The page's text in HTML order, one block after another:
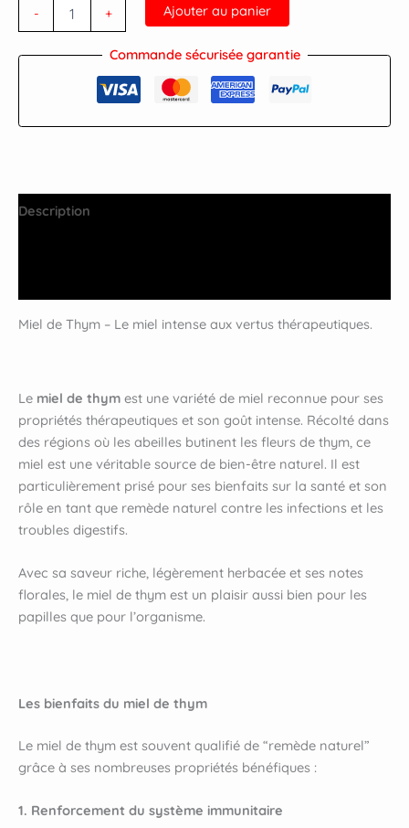
- + Ajouter au panier
Commande sécurisée garantie
Description
Miel de Thym – Le miel intense aux vertus thérapeutiques.
Le miel de thym est une variété de miel reconnue pour ses
propriétés thérapeutiques et son goût intense. Récolté dans
des régions où les abeilles butinent les fleurs de thym, ce
miel est une véritable source de bien-être naturel. Il est
particulièrement prisé pour ses bienfaits sur la santé et son
rôle en tant que remède naturel contre les infections et les
troubles digestifs.
Avec sa saveur riche, légèrement herbacée et ses notes
florales, le miel de thym est un plaisir aussi bien pour les
papilles que pour l’organisme.
Les bienfaits du miel de thym
Le miel de thym est souvent qualifié de “remède naturel”
grâce à ses nombreuses propriétés bénéfiques :
1. Renforcement du système immunitaire